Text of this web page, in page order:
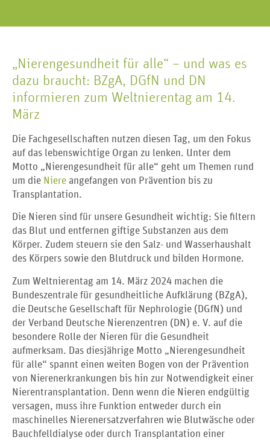
„Nierengesundheit für alle“ – und was es
dazu braucht: BZgA, DGfN und DN
informieren zum Weltnierentag am 14.
März
Die Fachgesellschaften nutzen diesen Tag, um den Fokus
auf das lebenswichtige Organ zu lenken. Unter dem
Motto „Nierengesundheit für alle“ geht um Themen rund
um die Niere angefangen von Prävention bis zu
Transplantation.
Die Nieren sind für unsere Gesundheit wichtig: Sie filtern
das Blut und entfernen giftige Substanzen aus dem
Körper. Zudem steuern sie den Salz- und Wasserhaushalt
des Körpers sowie den Blutdruck und bilden Hormone.
Zum Weltnierentag am 14. März 2024 machen die
Bundeszentrale für gesundheitliche Aufklärung (BZgA),
die Deutsche Gesellschaft für Nephrologie (DGfN) und
der Verband Deutsche Nierenzentren (DN) e. V. auf die
besondere Rolle der Nieren für die Gesundheit
aufmerksam. Das diesjährige Motto „Nierengesundheit
für alle“ spannt einen weiten Bogen von der Prävention
von Nierenerkrankungen bis hin zur Notwendigkeit einer
Nierentransplantation. Denn wenn die Nieren endgültig
versagen, muss ihre Funktion entweder durch ein
maschinelles Nierenersatzverfahren wie Blutwäsche oder
Bauchfelldialyse oder durch Transplantation einer